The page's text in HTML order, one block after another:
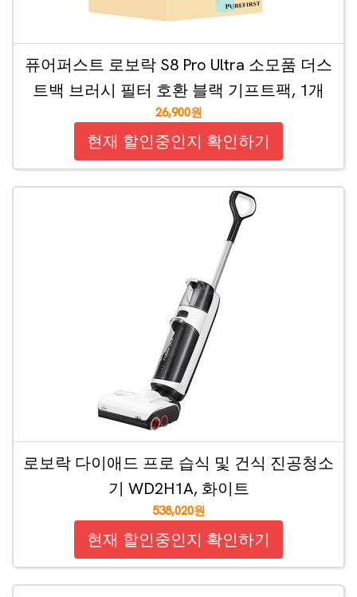
퓨어퍼스트 로보락 S8 Pro Ultra 소모품 더스
트백 브러시 필터 호환 블랙 기프트팩, 1개
26,900원
현재 할인중인지 확인하기
로보락 다이애드 프로 습식 및 건식 진공청소
기 WD2H1A, 화이트
538,020원
현재 할인중인지 확인하기